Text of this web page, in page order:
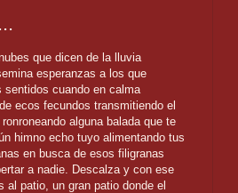
que dicen de la lluvia
esperanzas a los que
sentidos cuando en calma
ecos fecundos transmitiendo el
alguna balada que te
himno echo tuyo alimentando tus
en busca de esos filigranas
a nadie. Descalza y con ese
al patio, un gran patio donde el